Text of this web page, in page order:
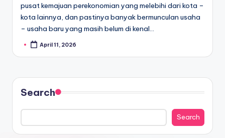
pusat kemajuan perekonomian yang melebihi dari kota –
kota lainnya, dan pastinya banyak bermunculan usaha
– usaha baru yang masih belum di kenal…
April 11, 2026
Search
Search